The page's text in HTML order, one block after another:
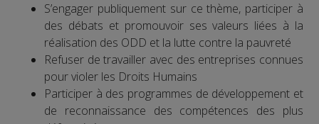
S’engager publiquement sur ce thème, participer à
des débats et promouvoir ses valeurs liées à la
réalisation des ODD et la lutte contre la pauvreté
Refuser de travailler avec des entreprises connues
pour violer les Droits Humains
Participer à des programmes de développement et
de reconnaissance des compétences des plus